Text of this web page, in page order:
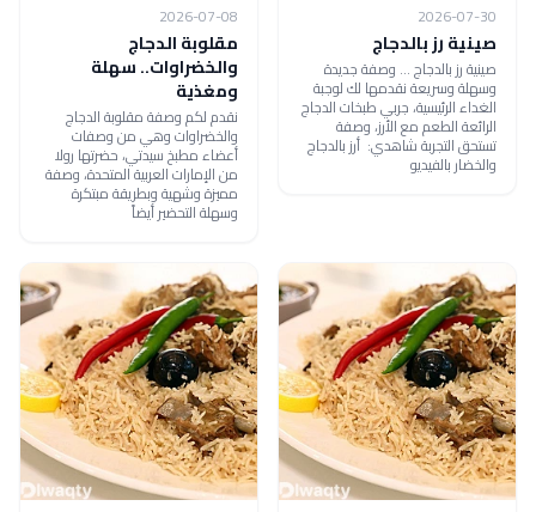
2026-07-30
صينية رز بالدجاج
صينية رز بالدجاج ... وصفة جديدة
وسهلة وسريعة نقدمها لك لوجبة
الغداء الرئيسية، جربي طبخات الدجاج
الرائعة الطعم مع الأرز، وصفة
تستحق التجربة شاهدي: أرز بالدجاج
والخضار بالفيديو
2026-07-08
مقلوبة الدجاج
والخضراوات.. سهلة
ومغذية
نقدم لكم وصفة مقلوبة الدجاج
والخضراوات وهي من وصفات
أعضاء مطبخ سيدتي، حضرتها رولا
من الإمارات العربية المتحدة، وصفة
مميزة وشهية وبطريقة مبتكرة
وسهلة التحضير أيضاً